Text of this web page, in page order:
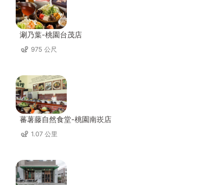
涮乃葉-桃園台茂店
975 公尺
蕃薯藤自然食堂-桃園南崁店
1.07 公里